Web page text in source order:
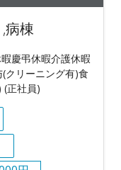
病棟
慶弔休暇介護休暇
クリーニング有)食
(正社員)